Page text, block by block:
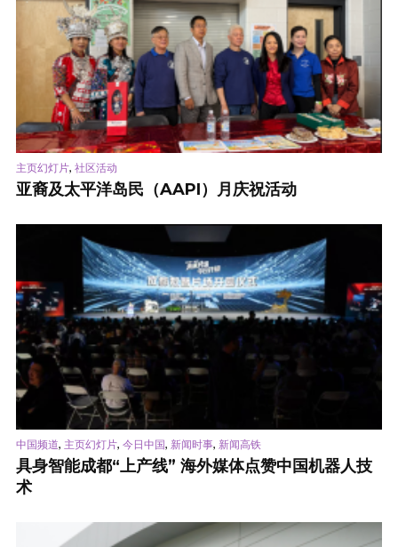
主页幻灯片, 社区活动
亚裔及太平洋岛民（AAPI）月庆祝活动
中国频道, 主页幻灯片, 今日中国, 新闻时事, 新闻高铁
具身智能成都“上产线” 海外媒体点赞中国机器人技
术